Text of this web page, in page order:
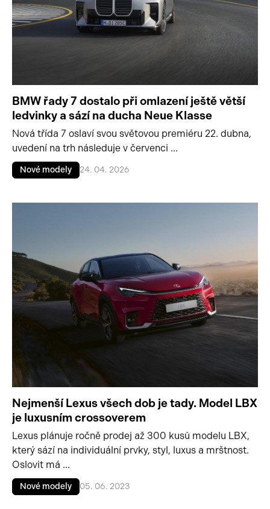
BMW řady 7 dostalo při omlazení ještě větší
ledvinky a sází na ducha Neue Klasse
Nová třída 7 oslaví svou světovou premiéru 22. dubna,
uvedení na trh následuje v červenci ...
Nové modely 24. 04. 2026
Nejmenší Lexus všech dob je tady. Model LBX
je luxusním crossoverem
Lexus plánuje ročně prodej až 300 kusů modelu LBX,
který sází na individuální prvky, styl, luxus a mrštnost.
Oslovit má ...
Nové modely 05. 06. 2023